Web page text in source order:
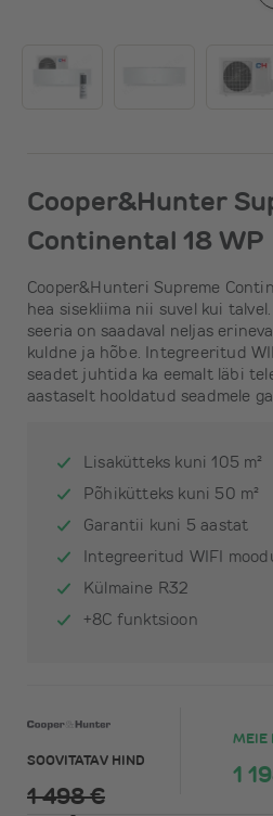
Cooper&Hunter
Continental 18 WP
Cooper&Hunteri Supreme
hea sisekliima nii suvel kui
seeria on saadaval neljas
kuldne ja hõbe. Integreeritud
seadet juhtida ka eemalt läbi
aastaselt hooldatud seadmele
Lisakütteks kuni 105 m²
Põhikütteks kuni 50 m²
Garantii kuni 5 aastat
Integreeritud WIFI
Külmaine R32
+8C funktsioon
SOOVITATAV HIND
1 498 €
MEIE
1